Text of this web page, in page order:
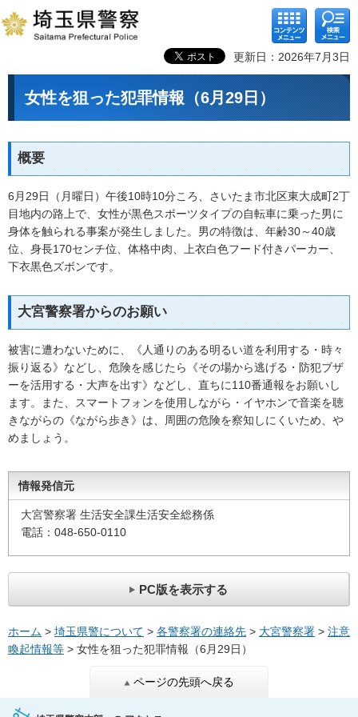
コンテ
ンツメ
ニュー
検索メ
ニュー
更新日：2026年7月3日
女性を狙った犯罪情報（6月29日）
概要
6月29日（月曜日）午後10時10分ころ、さいたま市北区東大成町2丁
目地内の路上で、女性が黒色スポーツタイプの自転車に乗った男に
身体を触られる事案が発生しました。男の特徴は、年齢30～40歳
位、身長170センチ位、体格中肉、上衣白色フード付きパーカー、
下衣黒色ズボンです。
大宮警察署からのお願い
被害に遭わないために、《人通りのある明るい道を利用する・時々
振り返る》などし、危険を感じたら《その場から逃げる・防犯ブザ
ーを活用する・大声を出す》などし、直ちに110番通報をお願いし
ます。また、スマートフォンを使用しながら・イヤホンで音楽を聴
きながらの《ながら歩き》は、周囲の危険を察知しにくいため、や
めましょう。
情報発信元
大宮警察署 生活安全課生活安全総務係
電話：048-650-0110
PC版を表示する
ホーム > 埼玉県警について > 各警察署の連絡先 > 大宮警察署 > 注意
喚起情報等 > 女性を狙った犯罪情報（6月29日）
ページの先頭へ戻る